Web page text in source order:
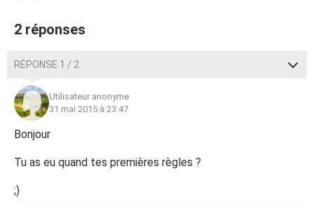
2 réponses
RÉPONSE 1 / 2
Utilisateur anonyme
31 mai 2015 à 23:47
Bonjour
Tu as eu quand tes premières règles ?
;)